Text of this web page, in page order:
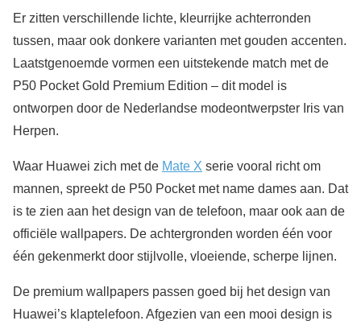
Er zitten verschillende lichte, kleurrijke achterronden
tussen, maar ook donkere varianten met gouden accenten.
Laatstgenoemde vormen een uitstekende match met de
P50 Pocket Gold Premium Edition – dit model is
ontworpen door de Nederlandse modeontwerpster Iris van
Herpen.
Waar Huawei zich met de Mate X serie vooral richt om
mannen, spreekt de P50 Pocket met name dames aan. Dat
is te zien aan het design van de telefoon, maar ook aan de
officiële wallpapers. De achtergronden worden één voor
één gekenmerkt door stijlvolle, vloeiende, scherpe lijnen.
De premium wallpapers passen goed bij het design van
Huawei’s klaptelefoon. Afgezien van een mooi design is